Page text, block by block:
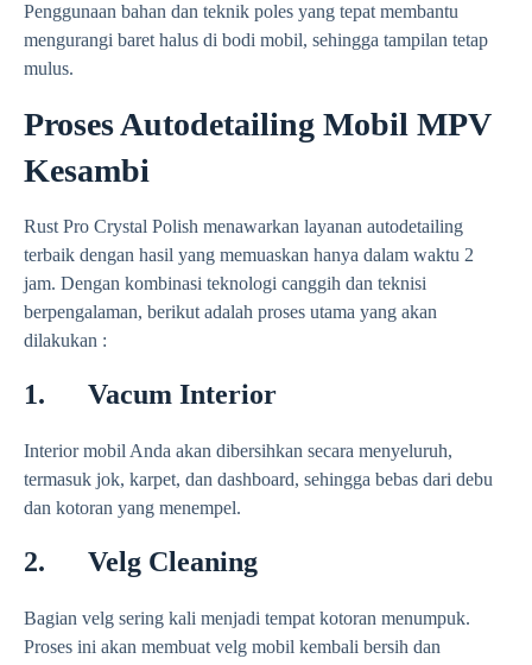
Penggunaan bahan dan teknik poles yang tepat membantu
mengurangi baret halus di bodi mobil, sehingga tampilan tetap
mulus.
Proses Autodetailing Mobil MPV
Kesambi
Rust Pro Crystal Polish menawarkan layanan autodetailing
terbaik dengan hasil yang memuaskan hanya dalam waktu 2
jam. Dengan kombinasi teknologi canggih dan teknisi
berpengalaman, berikut adalah proses utama yang akan
dilakukan :
1. Vacum Interior
Interior mobil Anda akan dibersihkan secara menyeluruh,
termasuk jok, karpet, dan dashboard, sehingga bebas dari debu
dan kotoran yang menempel.
2. Velg Cleaning
Bagian velg sering kali menjadi tempat kotoran menumpuk.
Proses ini akan membuat velg mobil kembali bersih dan